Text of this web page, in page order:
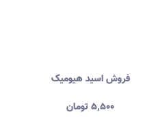
فروش اسید هیومیک
۵,۵۰۰تومان